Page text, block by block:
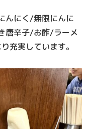
んにく/無限にんに
唐辛子/お酢/ラーメ
充実しています。